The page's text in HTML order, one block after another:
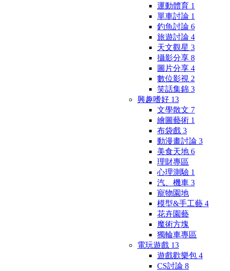
運動體育 1
單車討論 1
釣魚討論 6
旅遊討論 4
天文觀星 3
攝影分享 8
圖片分享 4
數位影視 2
笑話集錦 3
興趣嗜好 13
文學散文 7
繪圖藝術 1
布袋戲 3
動漫畫討論 3
美食天地 6
理財專區
心理測驗 1
汽、機車 3
寵物園地
模型&手工藝 4
花卉園藝
魔術方塊
獨輪車專區
電玩遊戲 13
遊戲歡樂包 4
CS討論 8